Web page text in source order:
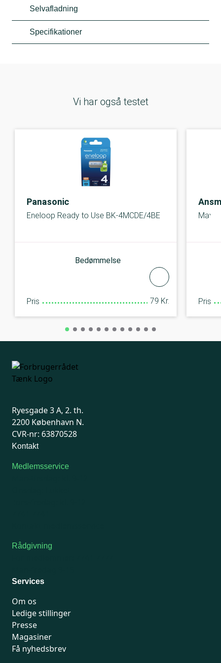
Selvafladning
Specifikationer
Vi har også testet
Panasonic
Eneloop Ready to Use BK-4MCDE/4BE
Bedømmelse
Pris 79 Kr.
Max
Pris
Ryesgade 3 A, 2. th.
2200 København N.
CVR-nr: 63870528
Kontakt
Medlemsservice
Rådgivning
Services
Om os
Ledige stillinger
Presse
Magasiner
Få nyhedsbrev